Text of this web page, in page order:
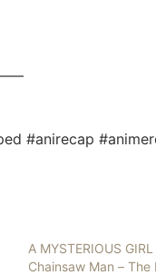
#anirecap
A MYSTERIOUS
Chainsaw Man – The